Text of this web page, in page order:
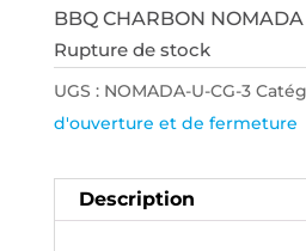
BBQ CHARBON
Rupture de stock
UGS : NOMADA-U-CG-3
d'ouverture et de fermeture
Description